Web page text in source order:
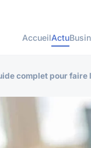
AccueilActu
complet pour